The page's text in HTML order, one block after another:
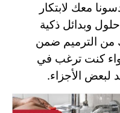
معك لابتكار
وبدائل ذكية
من الترميم ضمن
كنت ترغب في
لبعض الأجزاء.